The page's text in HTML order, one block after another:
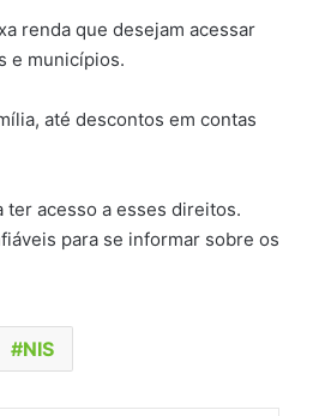
renda que desejam acessar
e municípios.
até descontos em contas
ter acesso a esses direitos.
para se informar sobre os
NIS